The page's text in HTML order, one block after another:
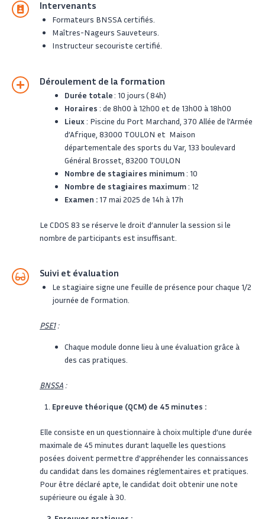
Intervenants
Formateurs BNSSA certifiés.
Maîtres-Nageurs Sauveteurs.
Instructeur secouriste certifié.
Déroulement de la formation
Durée totale: 10 jours ( 84h)
Horaires: de 8h00 à 12h00 et de 13h00 à 18h00
Lieux: Piscine du Port Marchand, 370 Allée de l’Armée
d’Afrique, 83000 TOULON et Maison
départementale des sports du Var, 133 boulevard
Général Brosset, 83200 TOULON
Nombre de stagiaires minimum: 10
Nombre de stagiaires maximum: 12
Examen :17 mai 2025 de 14h à 17h
Le CDOS 83 se réserve le droit d’annuler la session si le
nombre de participants est insuffisant.
Suivi et évaluation
Le stagiaire signe une feuille de présence pour chaque 1/2
journée de formation.
PSE1:
Chaque module donne lieu à une évaluationgrâce à
des cas pratiques.
BNSSA :
Epreuve théorique (QCM) de 45 minutes :
Elle consiste en un questionnaire à choix multiple d’une durée
maximale de 45 minutes durant laquelle les questions
posées doivent permettre d’appréhender les connaissances
du candidat dans les domaines réglementaires et pratiques.
Pour être déclaré apte, le candidat doit obtenir une note
supérieure ou égale à 30.